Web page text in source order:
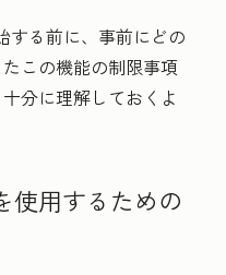
する前に、事前にどの
この機能の制限事項
分に理解しておくよ
使用するための